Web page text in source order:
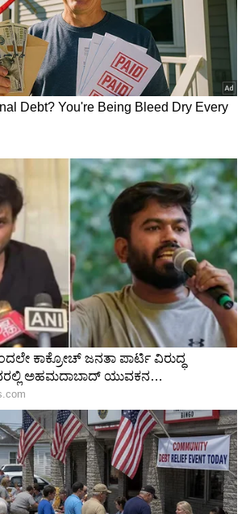
ಕಂಪನಿಗೆ: 22 ಸಾವಿರ ಕೋಟಿಗೆ
ಮಾರ್ಗ ಕುರಿತು ಜಿಎಸ್‌ಐ
ತಜ್ಞರ ಭೌಗೋಳಿಕ ಮತ್ತು ತಾಂತ್ರಿಕ ಪರಿಶೀಲನೆ
ಸೋನ್‌ಮಾರ್ಗ್‌ನ ಬಾಲ್ತಾಲ್ ಮತ್ತು
ಮೀನಾಮಾರ್ಗ್ ನಡುವಿನ ಈ
ಕಾಲ ಹಿಮಪಾತದ
ಸಂಪರ್ಕ ಸಮಸ್ಯೆಗೆ ಶಾಶ್ವತ